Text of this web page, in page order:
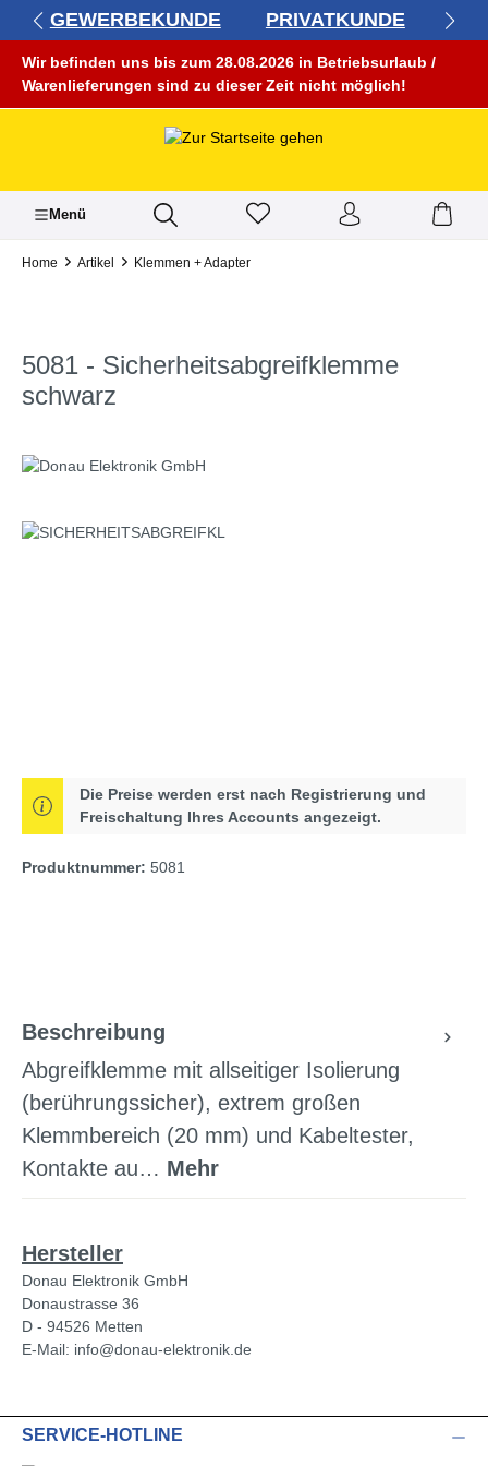
springen
GEWERBEKUNDE PRIVATKUNDE
Wir befinden uns bis zum 28.08.2026 in Betriebsurlaub /
Warenlieferungen sind zu dieser Zeit nicht möglich!
Menü
Home Artikel Klemmen + Adapter
5081 - Sicherheitsabgreifklemme
schwarz
Bildergalerie überspringen
Die Preise werden erst nach Registrierung und
Freischaltung Ihres Accounts angezeigt.
Produktnummer: 5081
Beschreibung
Abgreifklemme mit allseitiger Isolierung
(berührungssicher), extrem großen
Klemmbereich (20 mm) und Kabeltester,
Kontakte au… Mehr
Hersteller
Donau Elektronik GmbH
Donaustrasse 36
D - 94526 Metten
E-Mail: info@donau-elektronik.de
SERVICE-HOTLINE